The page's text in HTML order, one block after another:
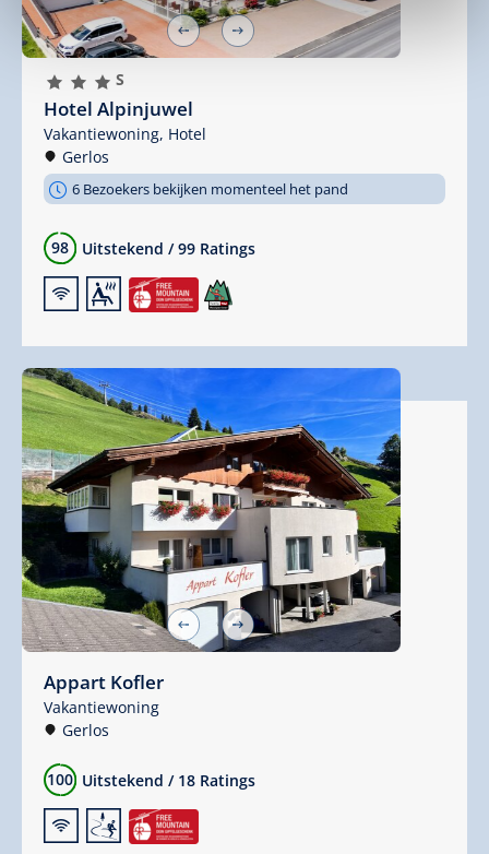
🞙 🞙 🞙S
Hotel Alpinjuwel
Vakantiewoning, Hotel
Gerlos
6 Bezoekers bekijken momenteel het pand
98 Uitstekend / 99 Ratings
🜉🗔
Appart Kofler
Vakantiewoning
Gerlos
100 Uitstekend / 18 Ratings
🜉🞷